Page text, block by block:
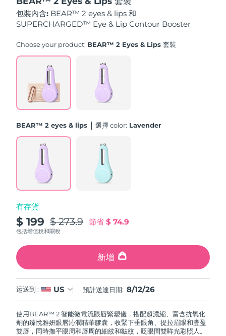
包裝內含: BEAR™ 2 eyes & lips 和
SUPERCHARGED™ Eye & Lip Contour Booster
Choose your product: BEAR™ 2 Eyes & Lips 套裝
BEAR™ 2 eyes & lips 選擇 color: Lavender
有存貨
$ 199 $ 273.9 節省 $ 74.9
包括增值稅和關稅
新增
运送到 : US 預計送達日期: 8/12/26
使用BEAR™ 2 智能微電流眼唇緊塑儀，搭配超濃縮、富含抗氧化
劑的臻悅雅妍眼唇沁潤精華膠囊，收緊下垂眼角、提拉眉眼和豐盈
雙唇，同時撫平眼周和唇周的細紋和皺紋，眨眼間雙眸光彩照人。
斯洛伐克
南非
南韓
西班牙
瑞典 預計送達日期
土耳其
阿拉伯聯合大公國 預計送達日期8/12/26
英國 預計送達日期8/11/26
美國 預計送達日期
烏茲別克 預計送達日期8/16/26